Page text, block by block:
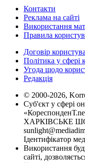
Контакти
Реклама на сайті
Використання
Правила
Договір
Політика у сфері
Угода щодо
Редакція
© 2000-2026,
Суб'єкт у сфері
ХАРКІВСЬКЕ
Ідентифікатор
Використання
сайті,